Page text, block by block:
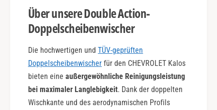
Über unsere Double Action-
Doppelscheibenwischer
Die hochwertigen undTÜV-geprüften
Doppelscheibenwischer für den CHEVROLET Kalos
bieten eine außergewöhnliche Reinigungsleistung
bei maximaler Langlebigkeit. Dank der doppelten
Wischkante und des aerodynamischen Profils